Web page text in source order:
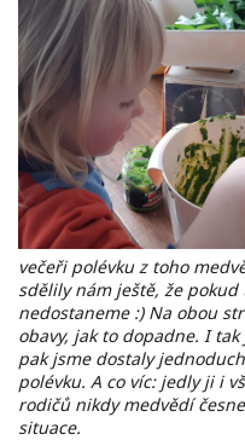
večeři polévku z toho
sdělily nám ještě, že
nedostaneme :) Na obou
obavy, jak to dopadne. I
pak jsme dostaly
polévku. A co víc: jedly ji i
rodičů nikdy medvědí
situace.